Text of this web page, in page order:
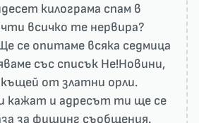
килограма спам в
всичко те нервира?
се опитаме всяка седмица
със списък He!Новини,
от златни орли.
кажат и адресът ти ще се
за фишинг съобщения.